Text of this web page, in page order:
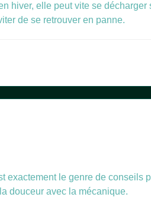
hiver, elle peut vite se
de se retrouver en panne.
exactement le genre de conseils
douceur avec la mécanique.